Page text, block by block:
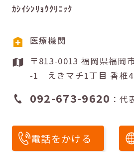
ｶｼｲｼﾝﾘｮｳｸﾘﾆｯｸ
医療機関
〒813-0013 福岡県福岡市東区香椎駅前1-11
-1 えきマチ1丁目 香椎
092-673-9620 ：代
電話をかける